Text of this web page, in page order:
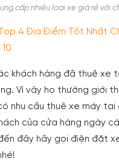
cấp nhiều loại xe giá rẻ với
Top 4 Địa Điểm Tốt Nhất
khách hàng đã thuê xe
Vì vậy họ thường giới
nhu cầu thuê xe máy tại
của cửa hàng ngày
đây hãy gọi điện đặt